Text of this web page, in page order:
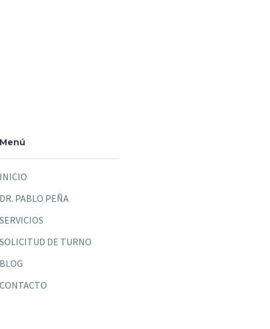
Menú
INICIO
DR. PABLO PEÑA
SERVICIOS
SOLICITUD DE TURNO
BLOG
CONTACTO